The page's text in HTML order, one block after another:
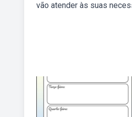
vão atender às suas